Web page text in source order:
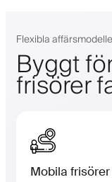
Flexibla
Byggt
frisörer
Mobila frisörer